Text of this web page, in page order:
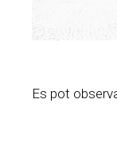
Es pot